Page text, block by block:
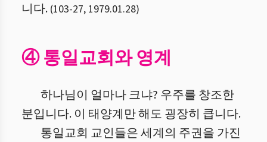
니다. (103-27, 1979.01.28)
④ 통일교회와 영계
하나님이 얼마나 크냐? 우주를 창조한
분입니다. 이 태양계만 해도 굉장히 큽니다.
통일교회 교인들은 세계의 주권을 가진